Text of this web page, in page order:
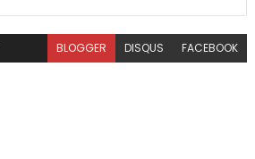
BLOGGER DISQUS FACEBOOK